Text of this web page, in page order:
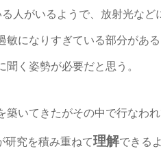
人がいるようで、放射光な
敏になりすぎている部分があ
く姿勢が必要だと思う。
築いてきたがその中で行なわ
研究を積み重ねて理解できる